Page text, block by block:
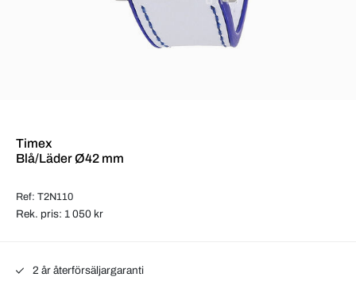
Timex
Blå/Läder Ø42 mm
Ref: T2N110
Rek. pris: 1 050 kr
2 år återförsäljargaranti